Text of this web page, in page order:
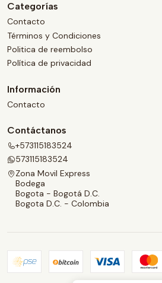
Categorías
Contacto
Términos y Condiciones
Politica de reembolso
Política de privacidad
Información
Contacto
Contáctanos
+573115183524
573115183524
Zona Movil Express
Bodega
Bogota - Bogotá D.C.
Bogota D.C. - Colombia